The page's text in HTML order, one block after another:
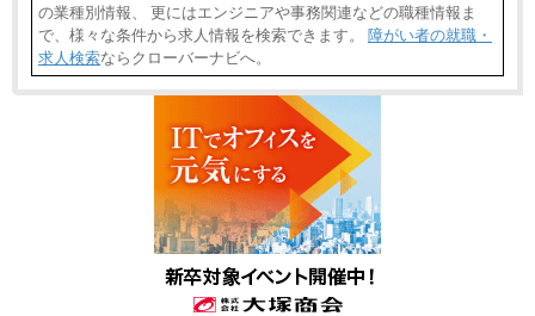
の業種別情報、 更にはエンジニアや事務関連などの職種情報ま
で、様々な条件から求人情報を検索できます。 障がい者の就職・
求人検索ならクローバーナビへ。